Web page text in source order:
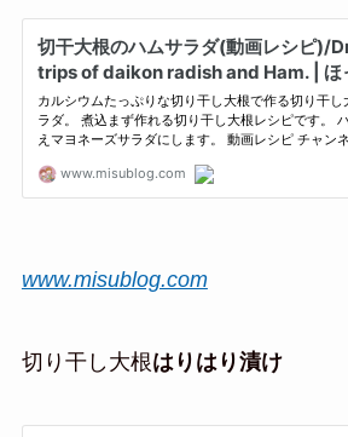
www.misublog.com
切り干し大根はりはり漬け